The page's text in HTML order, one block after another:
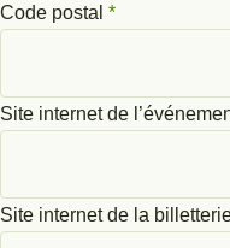
Code postal *
Site internet de
Site internet de la